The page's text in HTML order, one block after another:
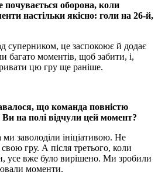
почувається оборона, коли
настільки якісно: голи на 26-й,
суперником, це заспокоює й додає
багато моментів, щоб забити, і,
цю гру ще раніше.
що команда повністю
Ви на полі відчули цей момент?
ми заволоділи ініціативою. Не
гру. А після третього, коли
вже було вирішено. Ми зробили
моменти.